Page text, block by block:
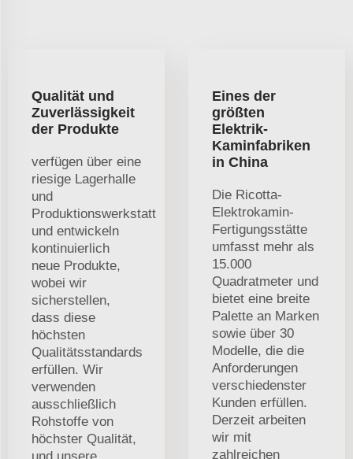
Qualität und
Zuverlässigkeit
der Produkte
verfügen über eine
riesige Lagerhalle
und
Produktionswerkstatt
und entwickeln
kontinuierlich
neue Produkte,
wobei wir
sicherstellen,
dass diese
höchsten
Qualitätsstandards
erfüllen. Wir
verwenden
ausschließlich
Rohstoffe von
höchster Qualität,
Eines der
größten
Elektrik-
Kaminfabriken
in China
Die Ricotta-
Elektrokamin-
Fertigungsstätte
umfasst mehr als
15.000
Quadratmeter und
bietet eine breite
Palette an Marken
sowie über 30
Modelle, die die
Anforderungen
verschiedenster
Kunden erfüllen.
Derzeit arbeiten
wir mit
zahlreichen